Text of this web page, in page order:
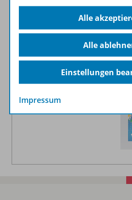
Viel Spaß beim Entdecken!
Alle
Alle
Einstellungen
Impressum